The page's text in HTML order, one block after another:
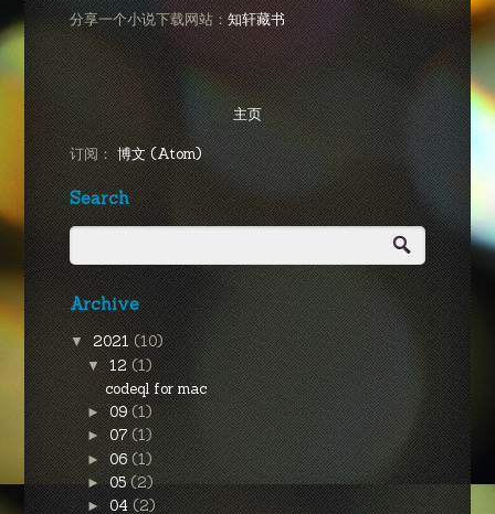
分享一个小说下载网站：知轩藏书
主页
订阅：博文 (Atom)
Search
Archive
▼2021(10)
▼12(1)
codeql for mac
►09(1)
►07(1)
►06(1)
►05(2)
►04(2)